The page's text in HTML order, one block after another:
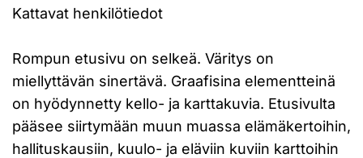
Kattavat henkilötiedot
Rompun etusivu on selkeä. Väritys on
miellyttävän sinertävä. Graafisina elementteinä
on hyödynnetty kello- ja karttakuvia. Etusivulta
pääsee siirtymään muun muassa elämäkertoihin,
hallituskausiin, kuulo- ja eläviin kuviin karttoihin